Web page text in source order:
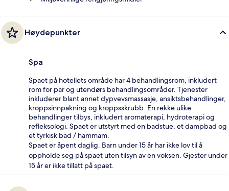
Høydepunkter
Spa
Spaet på hotellets område har 4 behandlingsrom, inkludert
rom for par og utendørs behandlingsområder. Tjenester
inkluderer blant annet dypvevsmassasje, ansiktsbehandlinger,
kroppsinnpakning og kroppsskrubb. En rekke ulike
behandlinger tilbys, inkludert aromaterapi, hydroterapi og
refleksologi. Spaet er utstyrt med en badstue, et dampbad og
et tyrkisk bad / hammam.
Spaet er åpent daglig. Barn under 15 år har ikke lov til å
oppholde seg på spaet uten tilsyn av en voksen. Gjester under
15 år er ikke tillatt på spaet.